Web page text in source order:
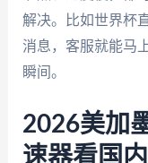
解决。比如世界杯
消息，客服就能马
瞬间。
2026美加
速器看国